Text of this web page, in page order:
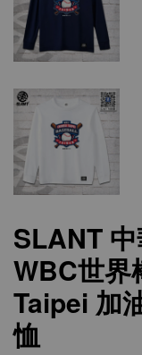
SLANT
WBC世界
Taipei 加
恤